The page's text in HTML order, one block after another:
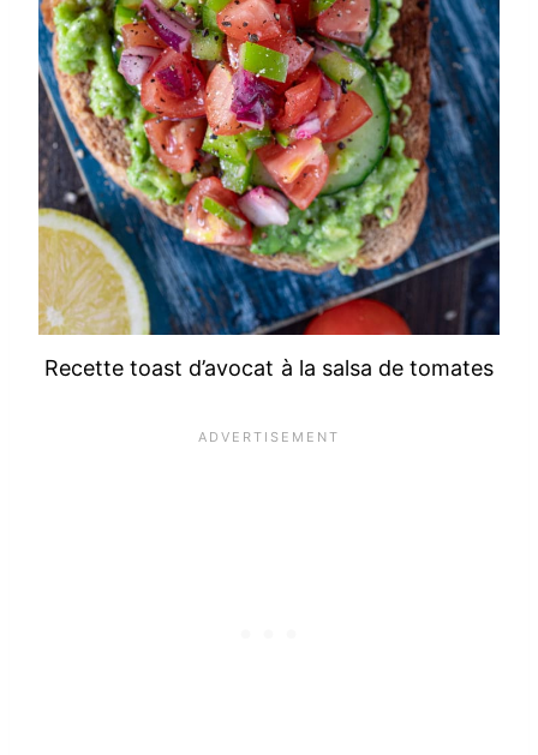
Recette toast d’avocat à la salsa de tomates